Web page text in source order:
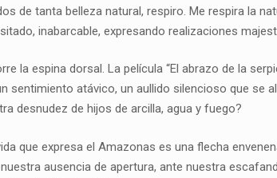
de tanta belleza natural, respiro. Me respira la
inabarcable, expresando realizaciones
la espina dorsal. La película “El abrazo de la
sentimiento atávico, un aullido silencioso que
desnudez de hijos de arcilla, agua y fuego?
que expresa el Amazonas es una flecha
ausencia de apertura, ante nuestra